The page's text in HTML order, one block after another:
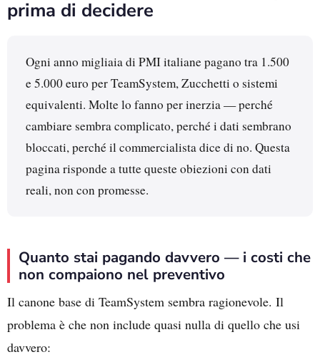
prima di decidere
Ogni anno migliaia di PMI italiane pagano tra 1.500
e 5.000 euro per TeamSystem, Zucchetti o sistemi
equivalenti. Molte lo fanno per inerzia — perché
cambiare sembra complicato, perché i dati sembrano
bloccati, perché il commercialista dice di no. Questa
pagina risponde a tutte queste obiezioni con dati
reali, non con promesse.
Quanto stai pagando davvero — i costi che
non compaiono nel preventivo
Il canone base di TeamSystem sembra ragionevole. Il
problema è che non include quasi nulla di quello che usi
davvero: